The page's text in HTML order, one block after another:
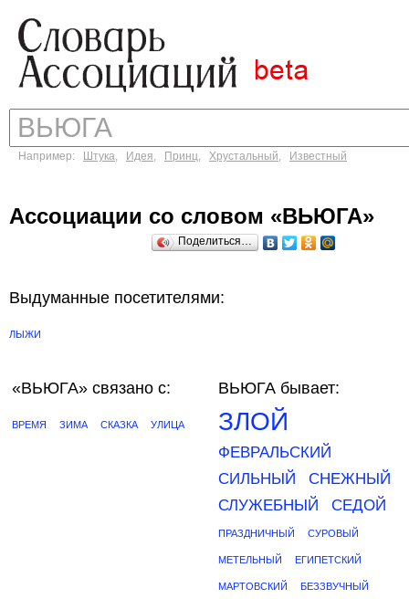
Например: Штука, Идея, Принц, Хрустальный, Известный
Ассоциации со словом «ВЬЮГА»
Поделиться…
Выдуманные посетителями:
ЛЫЖИ
«ВЬЮГА» связано с:
ВРЕМЯ ЗИМА СКАЗКА УЛИЦА
ВЬЮГА бывает:
ЗЛОЙ
ФЕВРАЛЬСКИЙ
СИЛЬНЫЙ
СНЕЖНЫЙ
СЛУЖЕБНЫЙ
СЕДОЙ
ПРАЗДНИЧНЫЙ СУРОВЫЙ
МЕТЕЛЬНЫЙ ЕГИПЕТСКИЙ
МАРТОВСКИЙ БЕЗЗВУЧНЫЙ